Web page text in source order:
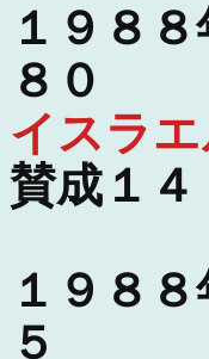
１９８
８０
イスラ
賛成１
１９８
５